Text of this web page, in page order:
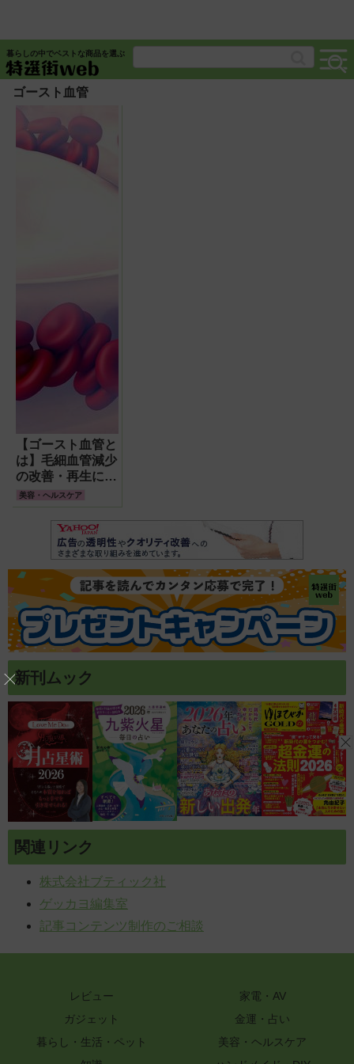
暮らしの中でベストな商品を選ぶ
ゴースト血管
【ゴースト血管と
は】毛細血管減少
の改善・再生に役
立つ食事と運動は
美容・ヘルスケア
新刊ムック
関連リンク
株式会社ブティック社
ゲッカヨ編集室
記事コンテンツ制作のご相談
レビュー
家電・AV
ガジェット
金運・占い
暮らし・生活・ペット
美容・ヘルスケア